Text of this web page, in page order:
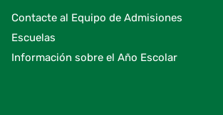
Contacte al Equipo de Admisiones
Escuelas
Información sobre el Año Escolar